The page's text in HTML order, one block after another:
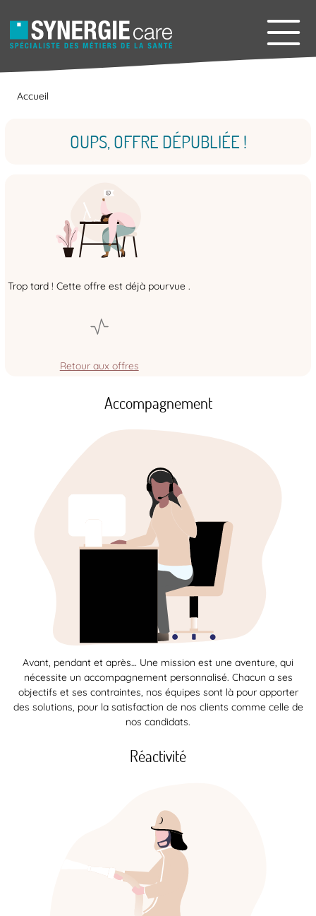
Accueil
OUPS, OFFRE DÉPUBLIÉE !
Trop tard ! Cette offre est déjà pourvue .
Retour aux offres
Accompagnement
Avant, pendant et après… Une mission est une aventure, qui
nécessite un accompagnement personnalisé. Chacun a ses
objectifs et ses contraintes, nos équipes sont là pour apporter
des solutions, pour la satisfaction de nos clients comme celle de
nos candidats.
Réactivité